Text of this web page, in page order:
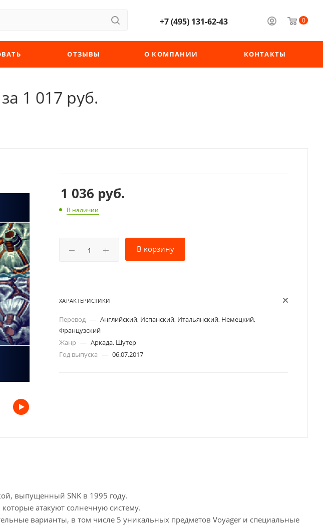
0
+7 (495) 131-62-43
ОТЗЫВЫ О КОМПАНИИ КОНТАКТЫ
1 017 руб.
1 036 руб.
В наличии
В корзину
ХАРАКТЕРИСТИКИ
Перевод — Английский, Испанский, Итальянский, Немецкий,
Французский
Жанр — Аркада, Шутер
Год выпуска — 06.07.2017
выпущенный SNK в 1995 году.
атакуют солнечную систему.
варианты, в том числе 5 уникальных предметов Voyager и специальные